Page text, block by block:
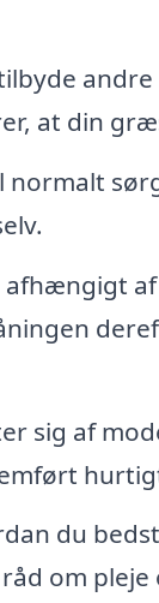
andre
at din
normalt
afhængigt
sig af
du
om pleje